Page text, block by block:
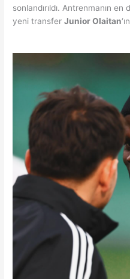
sonlandırıldı. Antrenmanın
yeni transferJunior Olaitan